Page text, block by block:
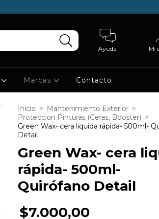
Ayuda Mi
Marcas Contacto
Inicio > Mantenimiento Exterior >
Proteccion Pinturas (Ceras, Booster) >
Green Wax- cera liquida rápida- 500ml-
Detail
Green Wax- cera
rápida- 500ml-
Quirófano Detail
$7.000,00